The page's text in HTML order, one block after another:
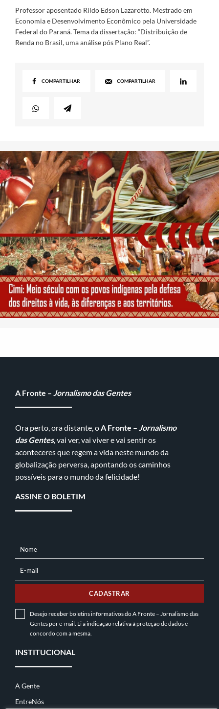
Professor aposentado Rildo Edson Lazarotto. Mestrado em
Economia e Desenvolvimento Econômico pela Universidade
Federal do Paraná. Tema da dissertação: “Distribuição de
Renda no Brasil, uma análise pós Plano Real”.
COMPARTILHAR COMPARTILHAR
A Fronte – Jornalismo das Gentes
Ora perto, ora distante, oA Fronte – Jornalismo
das Gentes, vai ver, vai viver e vai sentir os
aconteceres que regem a vida neste mundo da
globalização perversa, apontando os caminhos
possíveis para o mundo da felicidade!
ASSINE O BOLETIM
NOME
Nome
MAIL
E-mail
CADASTRAR
Desejo receber boletins informativos do A Fronte – Jornalismo das
Gentes por e-mail. Li a indicação relativa àproteção de dadose
concordo com a mesma.
INSTITUCIONAL
A Gente
EntreNós